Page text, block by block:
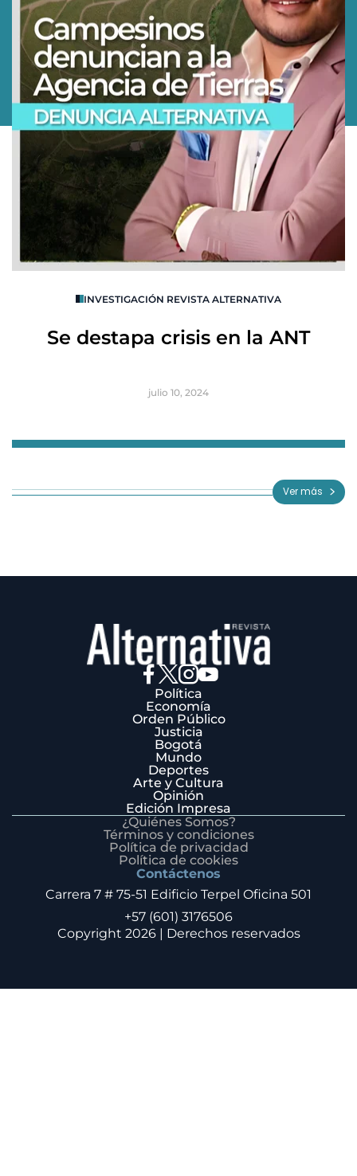
INVESTIGACIÓN REVISTA ALTERNATIVA
Se destapa crisis en la ANT
julio 10, 2024
3
Ver más
Política
Economía
Orden Público
Justicia
Bogotá
Mundo
Deportes
Arte y Cultura
Opinión
Edición Impresa
¿Quiénes Somos?
Términos y condiciones
Política de privacidad
Política de cookies
Contáctenos
Carrera 7 # 75-51 Edificio Terpel Oficina 501
+57 (601) 3176506
Copyright 2026 | Derechos reservados